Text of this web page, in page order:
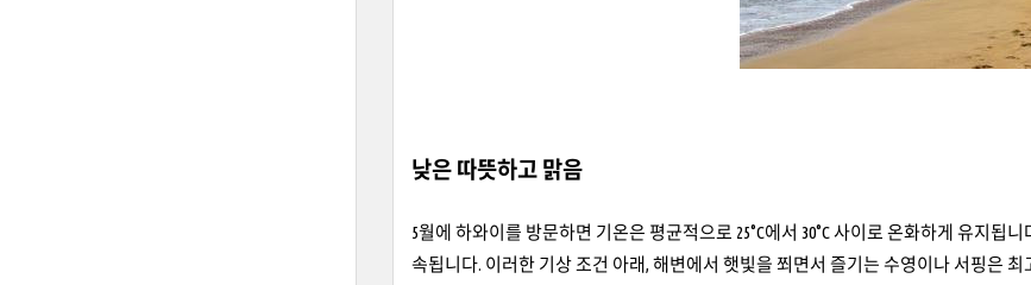
낮은 따뜻하고 맑음
5월에 하와이를 방문하면 기온은 평균적으로 25°C에서 30°C 사이로 온화하게 유지됩
속됩니다. 이러한 기상 조건 아래, 해변에서 햇빛을 쬐면서 즐기는 수영이나 서핑은 최